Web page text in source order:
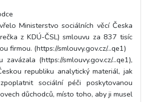
Ministerstvo sociálních věcí Česka
z KDÚ-ČSL) smlouvu za 837 tisíc
firmou. (https://smlouvy.gov.cz/…qe1)
zavázala (https://smlouvy.gov.cz/…qe1),
republiku analytický materiál, jak
sociální péči poskytovanou
důchodců, místo toho, aby ji musel